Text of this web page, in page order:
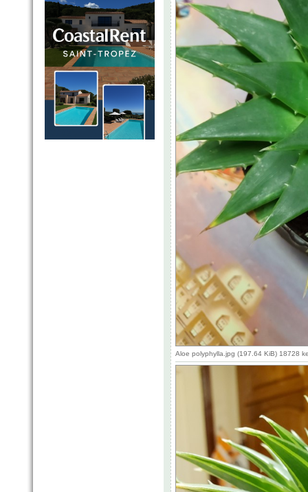
Aloe polyphylla.jpg (197.64 KiB) 18728